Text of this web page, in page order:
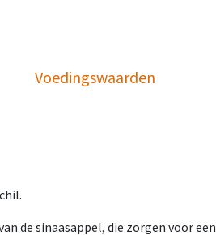
Voedingswaarden
de sinaasappel, die zorgen voor een